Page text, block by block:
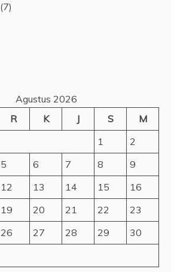
(7)
Agustus 2026
R K J S
M
1
2
5 6 7 8
9
12 13 14 15
16
19 20 21 22
23
26 27 28 29
30